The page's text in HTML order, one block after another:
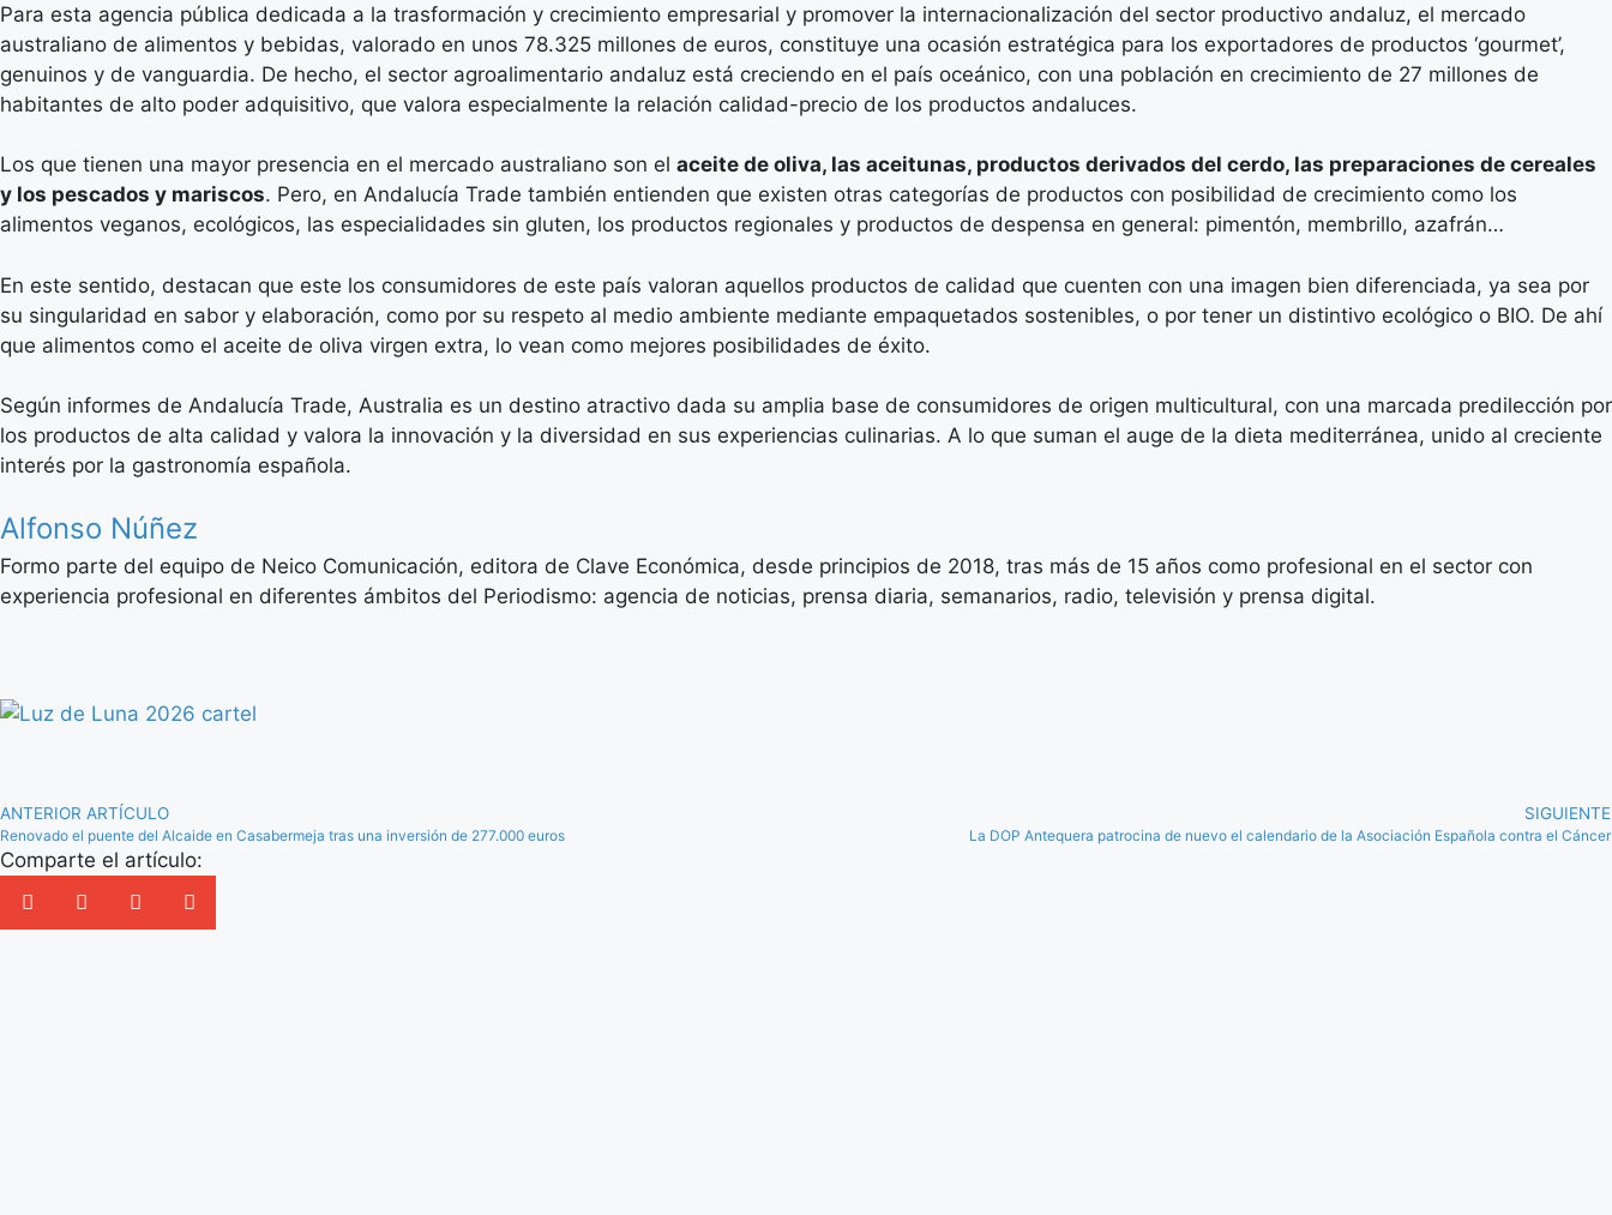
Para esta agencia pública dedicada a la trasformación y crecimiento empresarial y promover la internacionalización del sector productivo andaluz, el mercado
australiano de alimentos y bebidas, valorado en unos 78.325 millones de euros, constituye una ocasión estratégica para los exportadores de productos ‘gourmet’,
genuinos y de vanguardia. De hecho, el sector agroalimentario andaluz está creciendo en el país oceánico, con una población en crecimiento de 27 millones de
habitantes de alto poder adquisitivo, que valora especialmente la relación calidad-precio de los productos andaluces.
Los que tienen una mayor presencia en el mercado australiano son el aceite de oliva, las aceitunas, productos derivados del cerdo, las preparaciones de cereales
y los pescados y mariscos. Pero, en Andalucía Trade también entienden que existen otras categorías de productos con posibilidad de crecimiento como los
alimentos veganos, ecológicos, las especialidades sin gluten, los productos regionales y productos de despensa en general: pimentón, membrillo, azafrán…
En este sentido, destacan que este los consumidores de este país valoran aquellos productos de calidad que cuenten con una imagen bien diferenciada, ya sea por
su singularidad en sabor y elaboración, como por su respeto al medio ambiente mediante empaquetados sostenibles, o por tener un distintivo ecológico o BIO. De ahí
que alimentos como el aceite de oliva virgen extra, lo vean como mejores posibilidades de éxito.
Según informes de Andalucía Trade, Australia es un destino atractivo dada su amplia base de consumidores de origen multicultural, con una marcada predilección por
los productos de alta calidad y valora la innovación y la diversidad en sus experiencias culinarias. A lo que suman el auge de la dieta mediterránea, unido al creciente
interés por la gastronomía española.
Alfonso Núñez
Formo parte del equipo de Neico Comunicación, editora de Clave Económica, desde principios de 2018, tras más de 15 años como profesional en el sector con
experiencia profesional en diferentes ámbitos del Periodismo: agencia de noticias, prensa diaria, semanarios, radio, televisión y prensa digital.
ANTERIOR ARTÍCULO
Renovado el puente del Alcaide en Casabermeja tras una inversión de 277.000 euros
SIGUIENTE
La DOP Antequera patrocina de nuevo el calendario de la Asociación Española contra el Cáncer
Comparte el artículo: